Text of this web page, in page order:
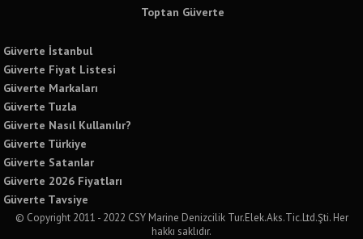
Toptan Güverte
Güverte İstanbul
Güverte Fiyat Listesi
Güverte Markaları
Güverte Tuzla
Güverte Nasıl Kullanılır?
Güverte Türkiye
Güverte Satanlar
Güverte 2026 Fiyatları
Güverte Tavsiye
© Copyright 2011 - 2022 CSY Marine Denizcilik Tur.Elek.Aks.Tic.Ltd.Şti. Her
hakkı saklıdır.